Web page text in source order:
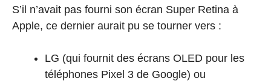
S’il n’avait pas fourni son écran Super Retina à
Apple, ce dernier aurait pu se tourner vers :
LG (qui fournit des écrans OLED pour les
téléphones Pixel 3 de Google) ou